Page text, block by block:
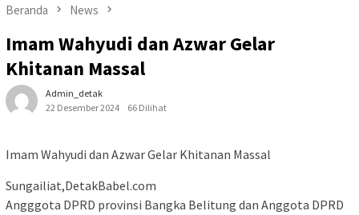
Beranda News
Imam Wahyudi dan Azwar Gelar
Khitanan Massal
Admin_detak
22 Desember 2024
66 Dilihat
Imam Wahyudi dan Azwar Gelar Khitanan Massal
Sungailiat,DetakBabel.com
Angggota DPRD provinsi Bangka Belitung dan Anggota DPRD